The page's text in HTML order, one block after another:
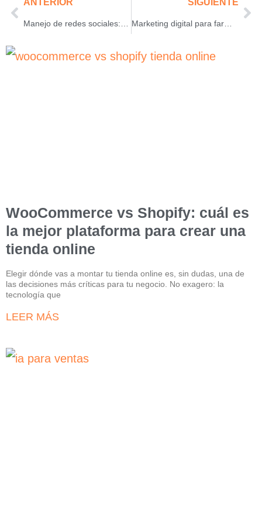
ANTERIOR SIGUIENTE
Marketing digital para farmacias: la importancia de entrar al mundo online en el sector de salud
WooCommerce vs Shopify: cuál es
la mejor plataforma para crear una
tienda online
Elegir dónde vas a montar tu tienda online es, sin dudas, una de
las decisiones más críticas para tu negocio. No exagero: la
tecnología que
LEER MÁS